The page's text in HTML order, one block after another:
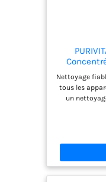
Nettoyage
tous les
un
bijoux et
convient aux
d'autres